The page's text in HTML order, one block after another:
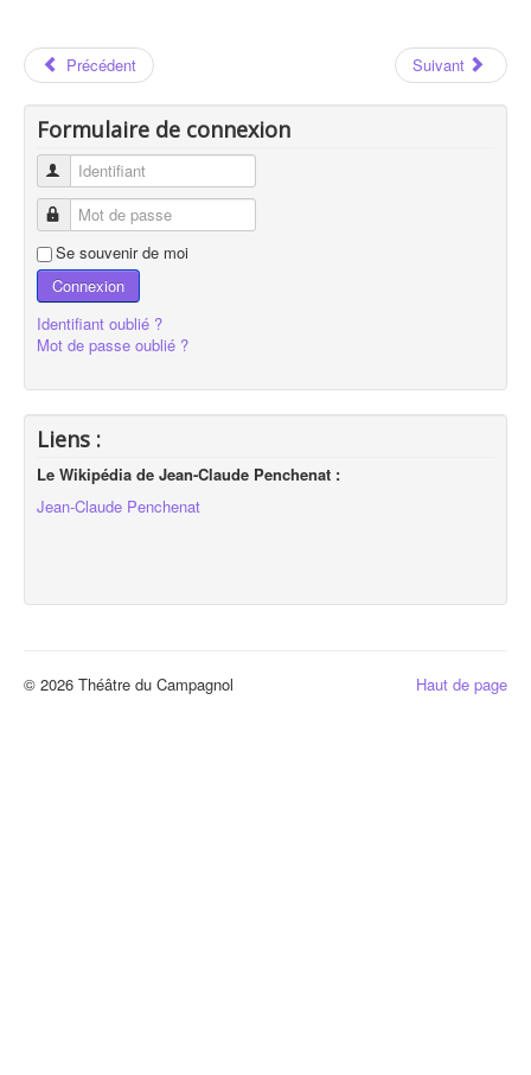
Précédent Suivant
Formulaire de connexion
Identifiant
Mot de passe
Se souvenir de moi
Connexion
Identifiant oublié ?
Mot de passe oublié ?
Liens :
Le Wikipédia de Jean-Claude Penchenat :
Jean-Claude Penchenat
Haut de page
© 2026 Théâtre du Campagnol